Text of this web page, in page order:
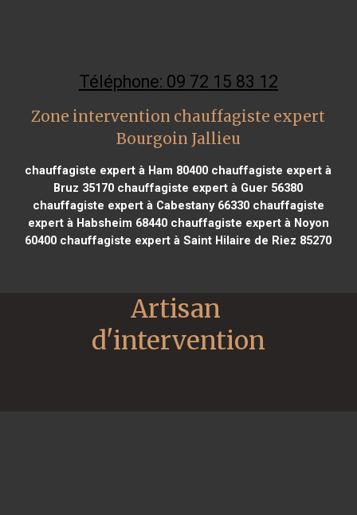
Téléphone: 09 72 15 83 12
Zone intervention chauffagiste expert
Bourgoin Jallieu
chauffagiste expert à Ham 80400 chauffagiste expert à
Bruz 35170 chauffagiste expert à Guer 56380
chauffagiste expert à Cabestany 66330chauffagiste
expert à Habsheim 68440chauffagiste expert à Noyon
60400 chauffagiste expert à Saint Hilaire de Riez 85270
Artisan
d'intervention